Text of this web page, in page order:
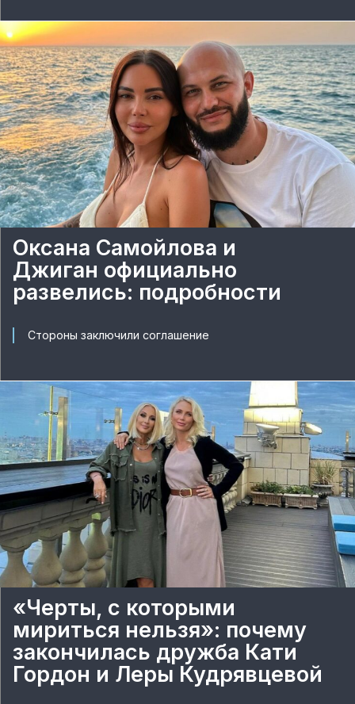
Оксана Самойлова и
Джиган официально
развелись: подробности
Стороны заключили соглашение
«Черты, с которыми
мириться нельзя»: почему
закончилась дружба Кати
Гордон и Леры Кудрявцевой